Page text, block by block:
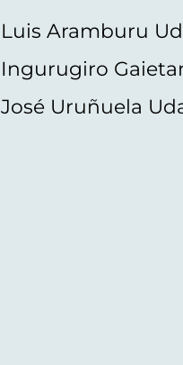
Luis Aramburu
Ingurugiro
José Uruñuela